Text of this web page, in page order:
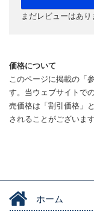
まだレビューはあり
価格について
このページに掲載の「
す。当ウェブサイトで
売価格は「割引価格」
されることがございま
ホーム